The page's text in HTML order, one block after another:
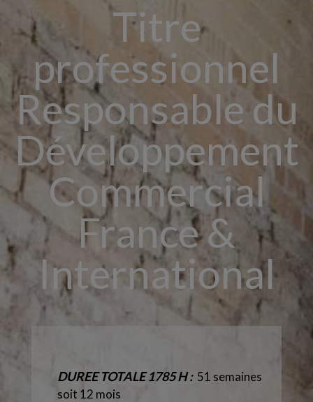
Titre
professionnel
Responsable du
Développement
Commercial
France &
International
DUREE TOTALE 1785 H : 51 semaines
soit 12 mois